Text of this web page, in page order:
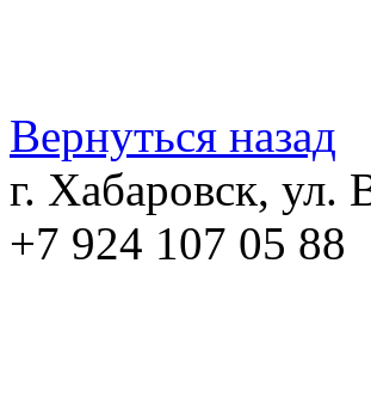
Вернуться назад
г. Хабаровск, ул.
+7 924 107 05 88